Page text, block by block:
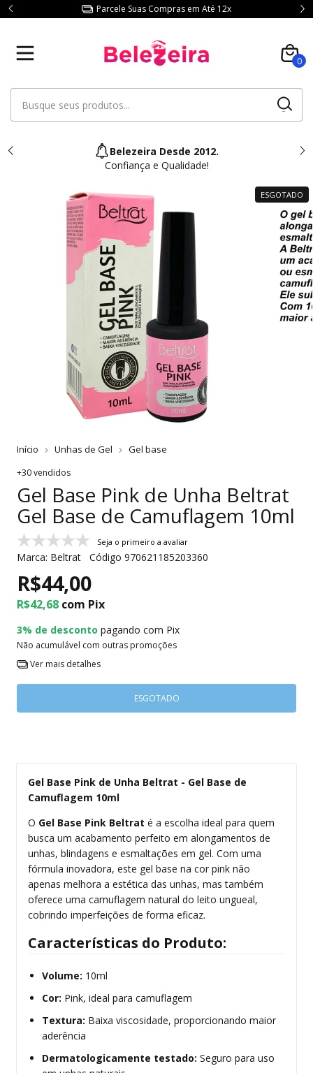
Parcele Suas Compras em Até 12x
0
Belezeira Desde 2012.
Confiança e Qualidade!
ESGOTADO
Início Unhas de Gel Gel base
+30 vendidos
Gel Base Pink de Unha Beltrat
Gel Base de Camuflagem 10ml
Seja o primeiro a avaliar
Marca: Beltrat Código 970621185203360
R$44,00
R$42,68 com Pix
3% de desconto pagando com Pix
Não acumulável com outras promoções
Ver mais detalhes
Gel Base Pink de Unha Beltrat - Gel Base de
Camuflagem 10ml
O Gel Base Pink Beltrat é a escolha ideal para quem
busca um acabamento perfeito em alongamentos de
unhas, blindagens e esmaltações em gel. Com uma
fórmula inovadora, este gel base na cor pink não
apenas melhora a estética das unhas, mas também
oferece uma camuflagem natural do leito ungueal,
cobrindo imperfeições de forma eficaz.
Características do Produto:
Volume: 10ml
Cor: Pink, ideal para camuflagem
Textura: Baixa viscosidade, proporcionando maior
aderência
Dermatologicamente testado: Seguro para uso